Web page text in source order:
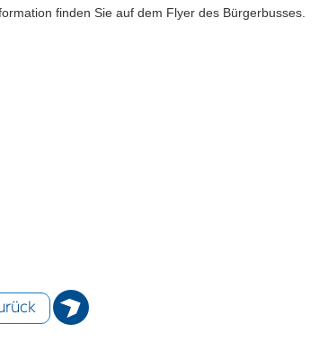
finden Sie auf dem Flyer des Bürgerbusses.